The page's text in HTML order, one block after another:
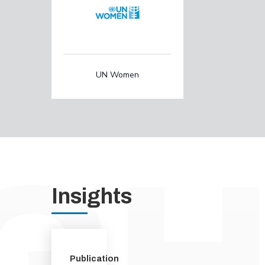
UN Women
Insights
Publication